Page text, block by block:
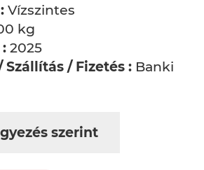
Vízszintes
kg
2025
Szállítás / Fizetés : Banki
szerint